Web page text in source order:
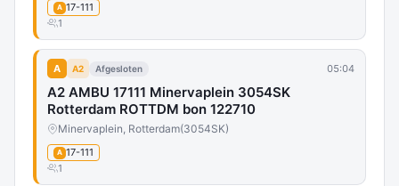
A 17-111
1
A A2 Afgesloten 05:04
A2 AMBU 17111 Minervaplein 3054SK
Rotterdam ROTTDM bon 122710
Minervaplein, Rotterdam(3054SK)
A 17-111
1